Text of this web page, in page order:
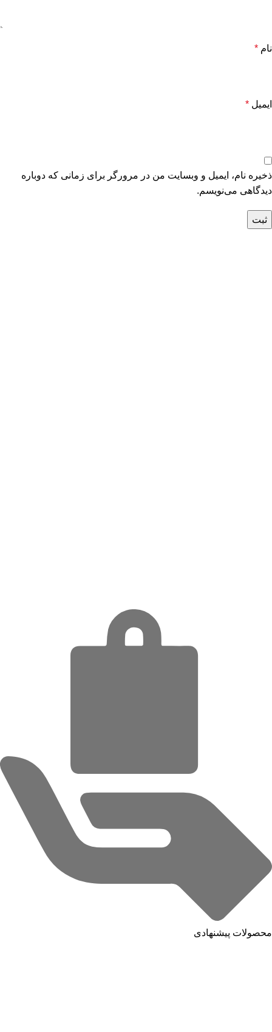
نام *
ایمیل *
ذخیره نام، ایمیل و وبسایت من در مرورگر برای زمانی که دوباره
دیدگاهی می‌نویسم.
محصولات پیشنهادی